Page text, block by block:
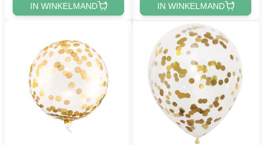
IN WINKELMAND IN WINKELMAND